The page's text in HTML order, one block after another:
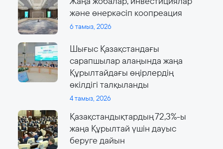
және өнеркәсіп коопреация
6 тамыз, 2026
Шығыс Қазақстандағы
сарапшылар алаңында жаңа
Құрылтайдағы өңірлердің
өкілдігі талқыланды
4 тамыз, 2026
Қазақстандықтардың 72,3%-ы
жаңа Құрылтай үшін дауыс
беруге дайын